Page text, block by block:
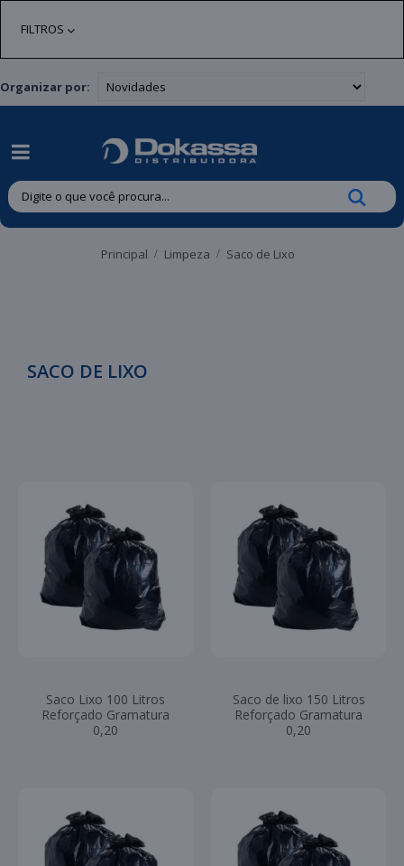
FILTROS
Organizar por:
Principal Limpeza Saco de Lixo
SACO DE LIXO
Saco Lixo 100 Litros
Reforçado Gramatura
0,20
Saco de lixo 150 Litros
Reforçado Gramatura
0,20